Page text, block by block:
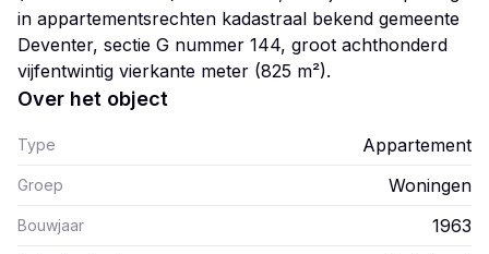
in appartementsrechten kadastraal bekend gemeente
Deventer, sectie G nummer 144, groot achthonderd
vijfentwintig vierkante meter (825 m²).
Over het object
Type Appartement
Groep Woningen
Bouwjaar 1963